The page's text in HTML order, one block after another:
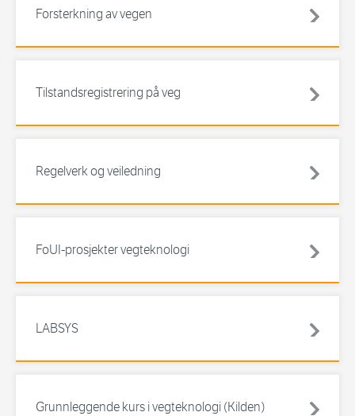
Forsterkning av vegen
Tilstandsregistrering på veg
Regelverk og veiledning
FoUI-prosjekter vegteknologi
LABSYS
Grunnleggende kurs i vegteknologi (Kilden)